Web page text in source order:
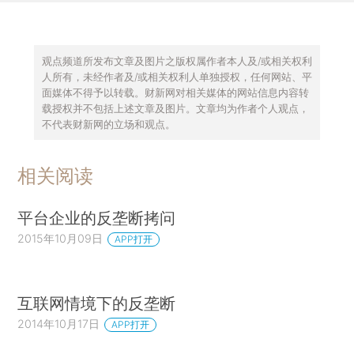
观点频道所发布文章及图片之版权属作者本人及/或相关权利
人所有，未经作者及/或相关权利人单独授权，任何网站、平
面媒体不得予以转载。财新网对相关媒体的网站信息内容转
载授权并不包括上述文章及图片。文章均为作者个人观点，
不代表财新网的立场和观点。
相关阅读
平台企业的反垄断拷问
2015年10月09日 APP打开
互联网情境下的反垄断
2014年10月17日 APP打开